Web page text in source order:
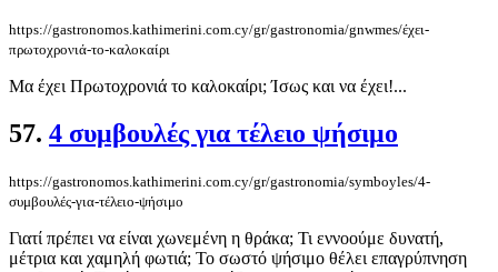
https://gastronomos.kathimerini.com.cy/gr/gastronomia/gnwmes/έχει-
πρωτοχρονιά-το-καλοκαίρι
Μα έχει Πρωτοχρονιά το καλοκαίρι; Ίσως και να έχει!...
57. 4 συμβουλές για τέλειο ψήσιμο
https://gastronomos.kathimerini.com.cy/gr/gastronomia/symboyles/4-
συμβουλές-για-τέλειο-ψήσιμο
Γιατί πρέπει να είναι χωνεμένη η θράκα; Τι εννοούμε δυνατή,
μέτρια και χαμηλή φωτιά; Το σωστό ψήσιμο θέλει επαγρύπνηση